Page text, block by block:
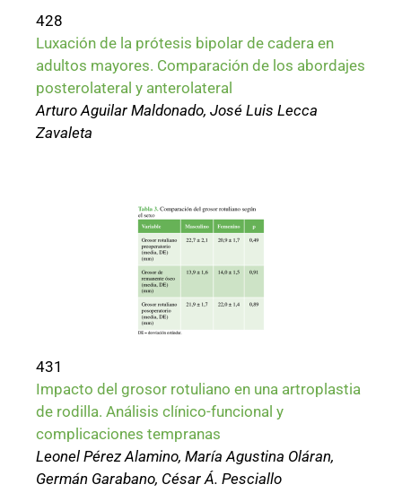
428
Luxación de la prótesis bipolar de cadera en
adultos mayores. Comparación de los abordajes
posterolateral y anterolateral
Arturo Aguilar Maldonado, José Luis Lecca
Zavaleta
431
Impacto del grosor rotuliano en una artroplastia
de rodilla. Análisis clínico-funcional y
complicaciones tempranas
Leonel Pérez Alamino, María Agustina Oláran,
Germán Garabano, César Á. Pesciallo